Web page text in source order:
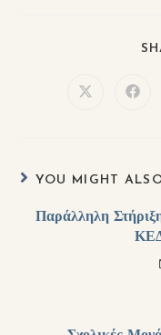
YOU MIGHT
Παράλληλη